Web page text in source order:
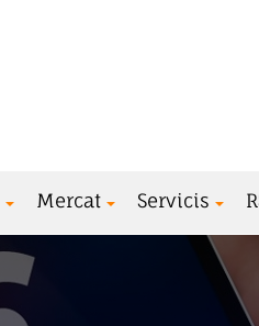
Mercat Servicis